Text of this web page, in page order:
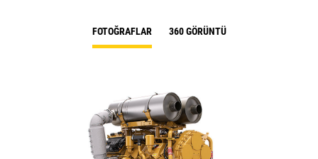
FOTOĞRAFLAR 360 GÖRÜNTÜ